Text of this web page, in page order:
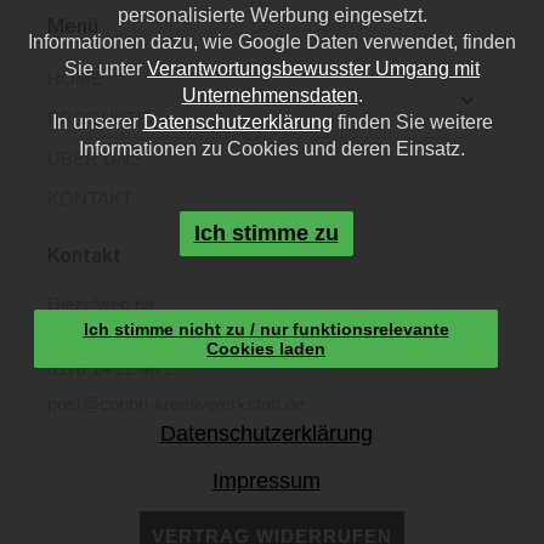
HOME
PRODUKTE
ÜBER UNS
40468 Düsseldorf
0178 14 22 40 2
personalisierte Werbung eingesetzt.
Informationen dazu, wie Google Daten verwendet, finden
Sie unter Verantwortungsbewusster Umgang mit
Unternehmensdaten.
In unserer Datenschutzerklärung finden Sie weitere
Informationen zu Cookies und deren Einsatz.
Ich stimme zu
Ich stimme nicht zu / nur funktionsrelevante
Cookies laden
Datenschutzerklärung
Impressum